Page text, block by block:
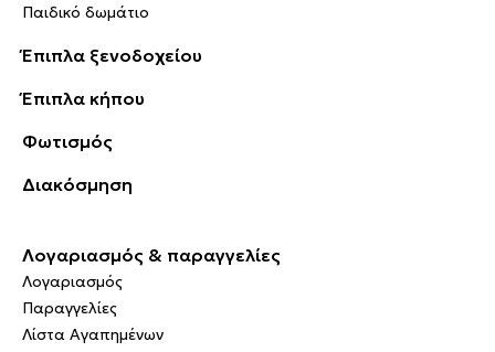
Παιδικό δωμάτιο
Έπιπλα ξενοδοχείου
Έπιπλα κήπου
Φωτισμός
Διακόσμηση
Λογαριασμός & παραγγελίες
Λογαριασμός
Παραγγελίες
Λίστα Αγαπημένων